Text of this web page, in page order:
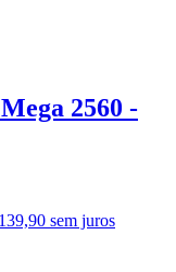
2560 -
sem juros